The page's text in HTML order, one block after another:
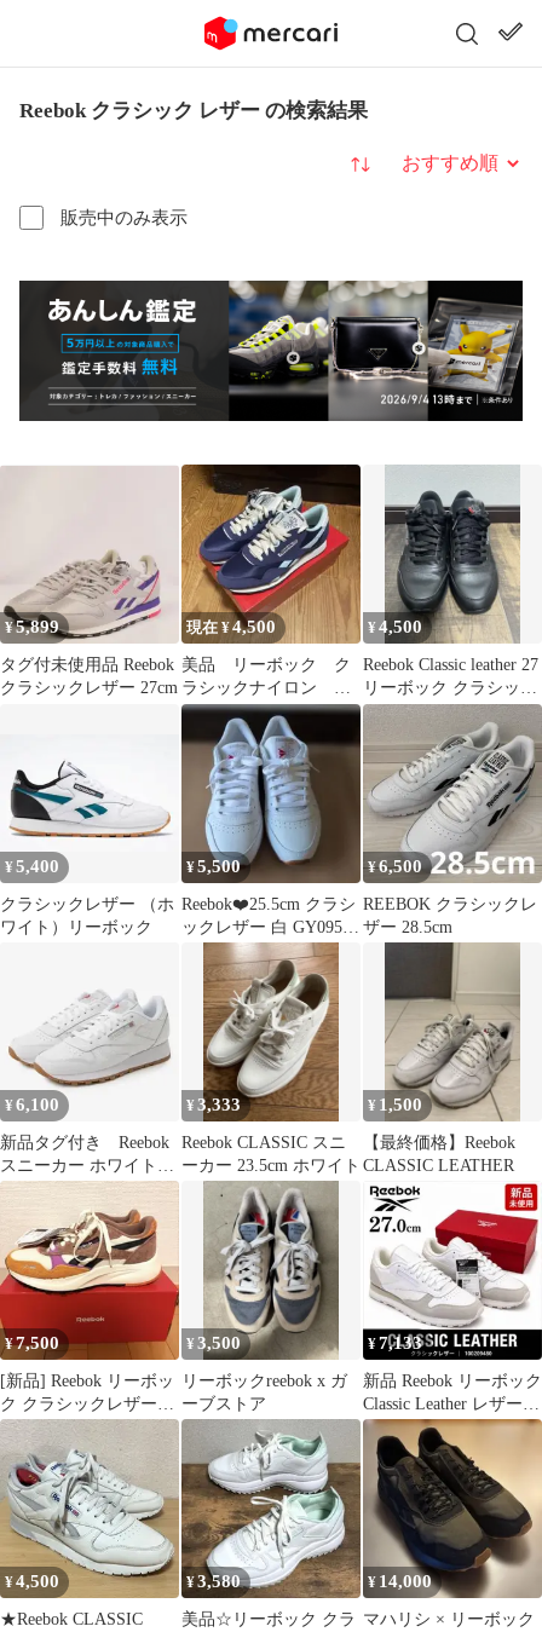
Reebok クラシック レザー の検索結果
販売中のみ表示
並び替え
¥5,899
タグ付未使用品 Reebok
クラシックレザー 27cm
現在 ¥4,500
美品 リーボック ク
ラシックナイロン ス
ニーカー ネイビー
¥4,500
Reebok Classic leather 27
リーボック クラシック
レザー
¥5,400
クラシックレザー （ホ
ワイト）リーボック
¥5,500
Reebok❤️25.5cm クラシ
ックレザー 白 GY0952
リーボック
¥6,500
REEBOK クラシックレ
ザー 28.5cm
¥6,100
新品タグ付き Reebok
スニーカー ホワイトク
ラシックレザー
¥3,333
Reebok CLASSIC スニ
ーカー 23.5cm ホワイト
¥ 1,500
【最終価格】Reebok
CLASSIC LEATHER
¥7,500
[新品] Reebok リーボッ
ク クラシックレザー
2400 24cm
¥3,500
リーボックreebok x ガ
ーブストア
¥7,133
新品 Reebok リーボック
Classic Leather レザー
27cm
¥4,500
★Reebok CLASSIC
¥3,580
美品☆リーボック クラ
¥ 14,000
マハリシ × リーボック